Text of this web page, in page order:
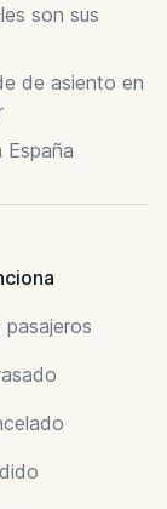
son sus
de asiento en
España
pasajeros